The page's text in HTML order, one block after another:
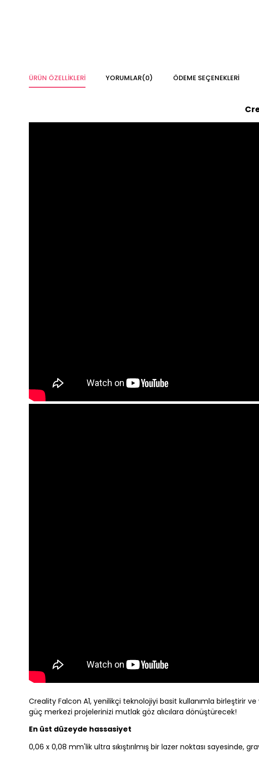
ÜRÜN ÖZELLIKLERI YORUMLAR(0) ÖDEME SEÇENEKLERI
Creality Falcon A1, yenilikçi teknolojiyi basit kullanımla birleştirir
güç merkezi projelerinizi mutlak göz alıcılara dönüştürecek!
En üst düzeyde hassasiyet
0,06 x 0,08 mm'lik ultra sıkıştırılmış bir lazer noktası sayesinde,